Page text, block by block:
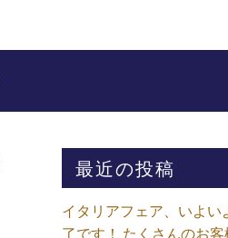
最近の投稿
イタリアフェア、いよい
了です！ たくさんのお